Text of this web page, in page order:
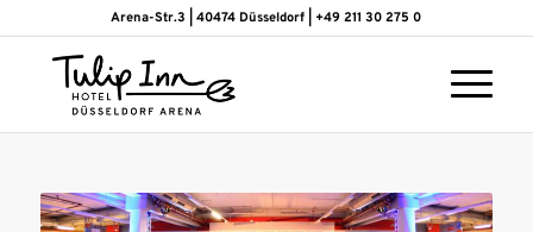
Arena-Str.3 | 40474 Düsseldorf | +49 211 30 275 0